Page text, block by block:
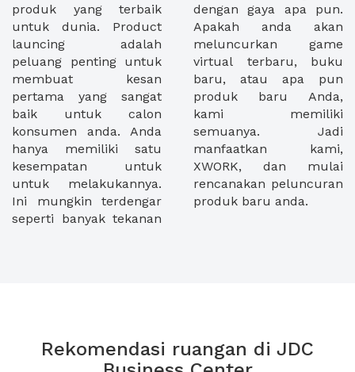
produk yang terbaik
untuk dunia. Product
launcing adalah
peluang penting untuk
membuat kesan
pertama yang sangat
baik untuk calon
konsumen anda. Anda
hanya memiliki satu
kesempatan untuk
untuk melakukannya.
Ini mungkin terdengar
seperti banyak tekanan
dengan gaya apa pun.
Apakah anda akan
meluncurkan game
virtual terbaru, buku
baru, atau apa pun
produk baru Anda,
kami memiliki
semuanya. Jadi
manfaatkan kami,
XWORK, dan mulai
rencanakan peluncuran
produk baru anda.
Rekomendasi ruangan di JDC